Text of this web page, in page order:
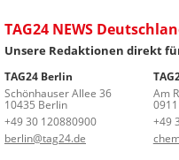
TAG24 NEWS
Unsere Redaktionen direkt
TAG24 Berlin
Schönhauser Allee 36
10435 Berlin
+49 30 120880900
berlin@tag24.de
Am
+49